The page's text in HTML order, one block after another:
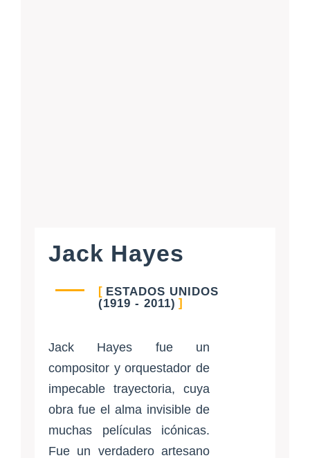
Jack Hayes
ESTADOS UNIDOS
(1919 - 2011)
Jack Hayes fue un
compositor y orquestador de
impecable trayectoria, cuya
obra fue el alma invisible de
muchas películas icónicas.
Fue un verdadero artesano